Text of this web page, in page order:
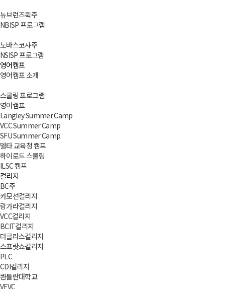
뉴브런즈윅주
NBISP 프로그램
노바스코샤주
NSISP 프로그램
영어캠프
영어캠프 소개
스쿨링 프로그램
영어캠프
Langley Summer Camp
VCC Summer Camp
SFU Summer Camp
델타 교육청 캠프
하이로드 스쿨링
ILSC 캠프
컬리지
BC주
카모선컬리지
랑가라컬리지
VCC컬리지
BCIT컬리지
더글라스컬리지
스프랏쇼컬리지
PLC
CDI컬리지
콴틀란대학교
VFVC